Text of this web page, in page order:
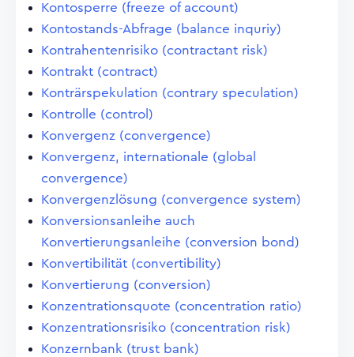
Kontosperre (freeze of account)
Kontostands-Abfrage (balance inquriy)
Kontrahentenrisiko (contractant risk)
Kontrakt (contract)
Konträrspekulation (contrary speculation)
Kontrolle (control)
Konvergenz (convergence)
Konvergenz, internationale (global
convergence)
Konvergenzlösung (convergence system)
Konversionsanleihe auch
Konvertierungsanleihe (conversion bond)
Konvertibilität (convertibility)
Konvertierung (conversion)
Konzentrationsquote (concentration ratio)
Konzentrationsrisiko (concentration risk)
Konzernbank (trust bank)